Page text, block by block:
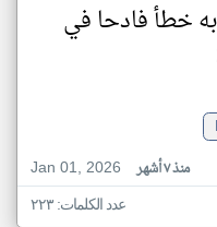
خطأ فادحا في
Jan 01, 2026
منذ ٧ أشهر
عدد الكلمات: ٢٢٣